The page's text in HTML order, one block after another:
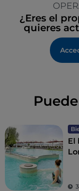
¿Eres el
quieres
El